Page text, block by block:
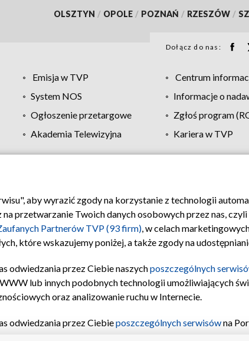
OLSZTYN / OPOLE / POZNAŃ / RZESZÓW /
Dołącz do nas:
Emisja w TVP Centrum
System NOS Informacje o
Ogłoszenie przetargowe Zgłoś program
Akademia Telewizyjna Kariera w TVP
Regulamin TVP Polityka prywatności Moje
aby wyrazić zgody na korzystanie z technologii
przetwarzanie Twoich danych osobowych przez nas,
Partnerów TVP (93 firm), w celach
które wskazujemy poniżej, a także zgody na
odwiedzania przez Ciebie naszychposzczególnych
lub innych podobnych technologii umożliwiających
oraz analizowanie ruchu w Internecie.
odwiedzania przez Ciebieposzczególnych serwisówna